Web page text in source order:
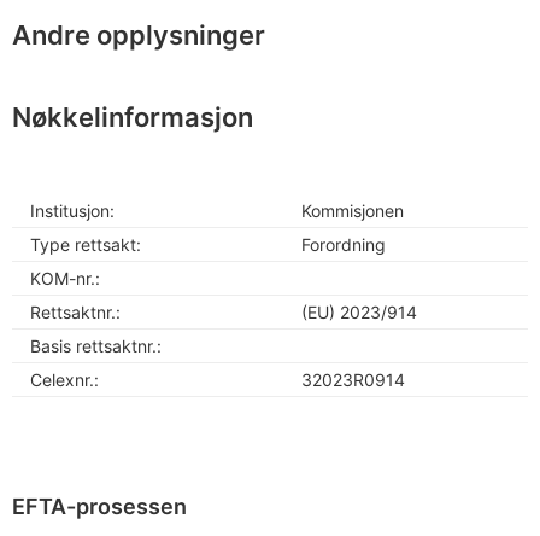
Andre opplysninger
Nøkkelinformasjon
Institusjon:
Kommisjonen
Type rettsakt:
Forordning
KOM-nr.:
Rettsaktnr.:
(EU) 2023/914
Basis rettsaktnr.:
Celexnr.:
32023R0914
EFTA-prosessen